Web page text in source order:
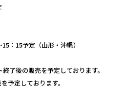
：15予定（山形・沖縄）
了後の販売を予定しております。
予定しております。